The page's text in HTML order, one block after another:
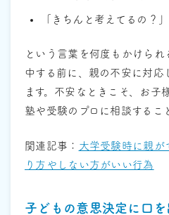
「きちんと考えてるの？」
という言葉を何度もかけら
中する前に、親の不安に対応
ます。不安なときこそ、お子
塾や受験のプロに相談するこ
関連記事： 大学受験時に親が
り方やしない方がいい行為
子どもの意思決定に口を